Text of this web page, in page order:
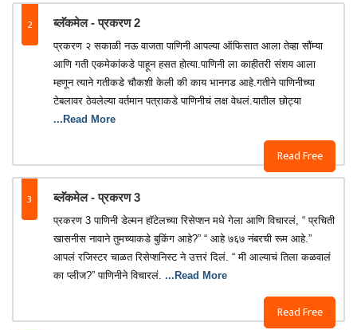
2 ब्लॅकमेल - प्रकरण 2
Read Free
प्रकरण २ सकाळी नऊ वाजता पाणिनी आपल्या ऑफिसात आला तेव्हा सौंम्या
आणि गती एकमेकांकडे पाहून हसत होत्या.पाणिनी ला काहीतरी संशय आला
म्हणून त्याने गतीकडे चौकशी केली की काय भानगड आहे.गतीने पाणिनीच्या
टेबलावर ठेवलेल्या वर्तमान पत्राकडे पाणिनीचं लक्ष वेधलं.यातील छोट्या
...Read More
3 ब्लॅकमेल - प्रकरण 3
Read Free
प्रकरण 3 पाणिनी डेल्मन हॉटेलच्या रिसेप्शन मधे गेला आणि विचारलं, “ प्रचिती
खासनीस नावाने तुमच्याकडे बुकिंग आहे?” “ आहे ७६७ नंबरची रूम आहे.”
आपलं रजिस्टर चाळत रिसेप्शनिस्ट ने उत्तरं दिलं. “ मी आल्याचं तिला कळवालं
का प्लीज?” पाणिनीने विचारलं. ...Read More